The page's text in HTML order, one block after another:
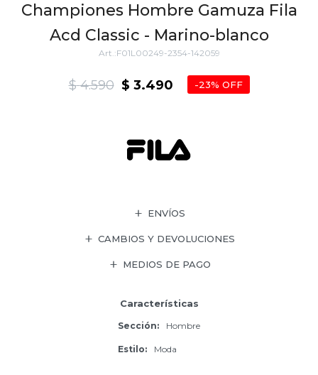
Championes Hombre Gamuza Fila
Acd Classic - Marino-blanco
F01L00249-2354-142059
$ 3.490
$ 4.590 23
ENVÍOS
CAMBIOS Y DEVOLUCIONES
MEDIOS DE PAGO
Características
Sección Hombre
Estilo Moda